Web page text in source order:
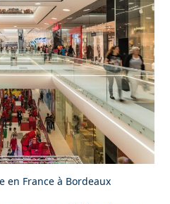
en France à Bordeaux